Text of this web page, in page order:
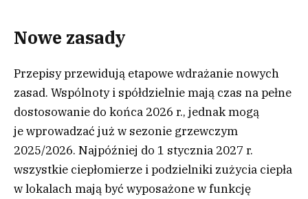
Nowe zasady
Przepisy przewidują etapowe wdrażanie nowych
zasad. Wspólnoty i spółdzielnie mają czas na pełne
dostosowanie do końca 2026 r., jednak mogą
je wprowadzać już w sezonie grzewczym
2025/2026. Najpóźniej do 1 stycznia 2027 r.
wszystkie ciepłomierze i podzielniki zużycia ciepła
w lokalach mają być wyposażone w funkcję